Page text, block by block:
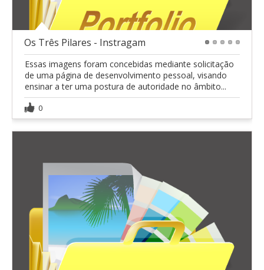
Os Três Pilares - Instragam
Essas imagens foram concebidas mediante solicitação
de uma página de desenvolvimento pessoal, visando
ensinar a ter uma postura de autoridade no âmbito...
0